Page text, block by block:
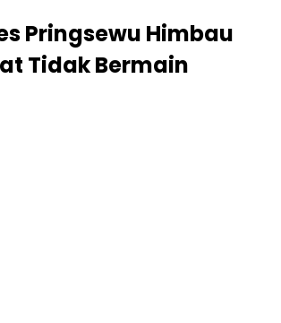
Pringsewu Himbau
Tidak Bermain